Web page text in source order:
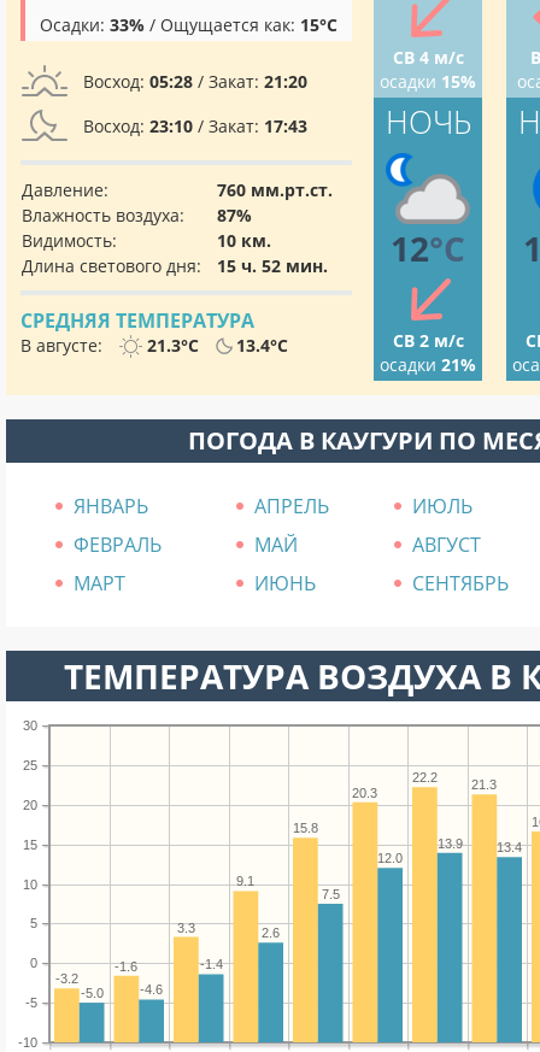
Осадки: 33% / Ощущается как: 15°C
Восход: 05:28 / Закат: 21:20
Восход: 23:10 / Закат: 17:43
Давление:
760 мм.рт.ст.
Влажность воздуха:
87%
Видимость:
10 км.
Длина светового дня:
15 ч. 52 мин.
СРЕДНЯЯ ТЕМПЕРАТУРА
В августе: 21.3°C 13.4°C
СВ 4 м/с
осадки 15%
НОЧЬ
12°C
СВ 2 м/с
осадки 21%
ПОГОДА В КАУГУРИ ПО
ЯНВАРЬ АПРЕЛЬ
ИЮЛЬ
ФЕВРАЛЬ
МАЙ
АВГУСТ
МАРТ
ИЮНЬ СЕНТЯБРЬ
ТЕМПЕРАТУРА ВОЗДУХА В
-10
-5
0
5
10
15
20
25
30
21.3
22.2
20.3
15.8
9.1
3.3
-1.6
-3.2
13.4
13.9
12.0
7.5
2.6
-1.4
-4.6
-5.0